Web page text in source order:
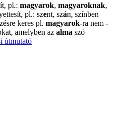
pl.: magyarok, magyaroknak,
pl.: szent, szán, színben
keres pl. magyarok-ra nem -
amelyben az alma szó
útmutató